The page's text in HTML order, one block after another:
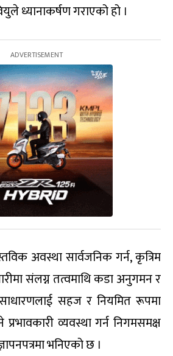
ध्यानाकर्षण गराएको हो ।
अवस्था सार्वजनिक गर्न, कृत्रिम
संलग्न तत्वमाथि कडा अनुगमन र
सहज र नियमित रूपमा
व्यवस्था गर्न निगमसमक्ष
भनिएको छ ।